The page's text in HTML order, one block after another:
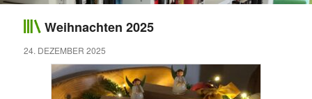
Weihnachten 2025
24. DEZEMBER 2025